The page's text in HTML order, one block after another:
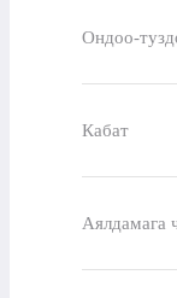
Ондоо-
Кабат
Аялдамага